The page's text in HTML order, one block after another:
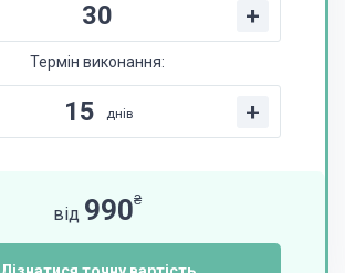
+
Термін виконання:
днів +
від 990₴